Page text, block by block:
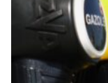
«Российская…